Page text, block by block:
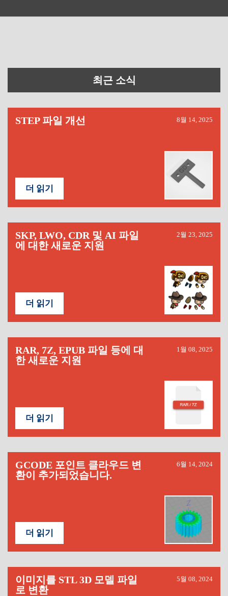
최근 소식
STEP 파일 개선 8월 14, 2025
더 읽기
SKP, LWO, CDR 및 AI 파일
에 대한 새로운 지원
2월 23, 2025
더 읽기
RAR, 7Z, EPUB 파일 등에 대
한 새로운 지원
1월 08, 2025
더 읽기
GCODE 포인트 클라우드 변
환이 추가되었습니다.
6월 14, 2024
더 읽기
이미지를 STL 3D 모델 파일
로 변환
5월 08, 2024